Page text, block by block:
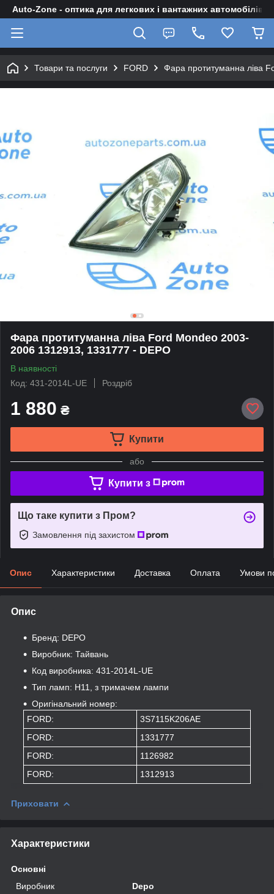
Auto-Zone - оптика для легкових і вантажних автомобілів
Товари та послуги FORD Фара протитуманна ліва
Фара протитуманна ліва Ford Mondeo 2003-
2006 1312913, 1331777 - DEPO
В наявності
Код: 431-2014L-UE
Роздріб
1 880 ₴
Купити
або
Купити з
Що таке купити з Пром?
Замовлення під захистом
Опис Характеристики Доставка Оплата Умови
Опис
Бренд: DEPO
Виробник: Тайвань
Код виробника: 431-2014L-UE
Тип ламп: Н11, з тримачем лампи
Оригінальний номер:
FORD:
3S7115K206AE
FORD:
1331777
FORD:
1126982
FORD:
1312913
Приховати
Характеристики
Основні
Виробник
Depo